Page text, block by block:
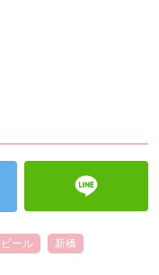
ール 新橋